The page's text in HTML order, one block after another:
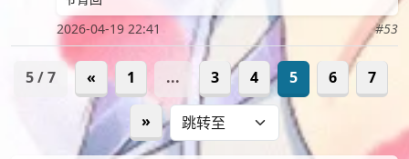
2026-04-19 22:41
#53
5 / 7 « 1 ... 3 4 5 6 7
»